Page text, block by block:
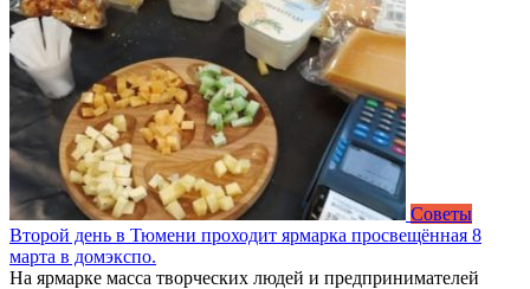
Советы
Второй день в Тюмени проходит ярмарка просвещённая 8
марта в домэкспо.
На ярмарке масса творческих людей и предпринимателей